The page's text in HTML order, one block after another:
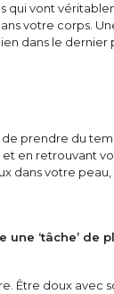
vont
votre corps.
dans le dernier
prendre du
en retrouvant
dans votre
‘tâche’ de
Être doux